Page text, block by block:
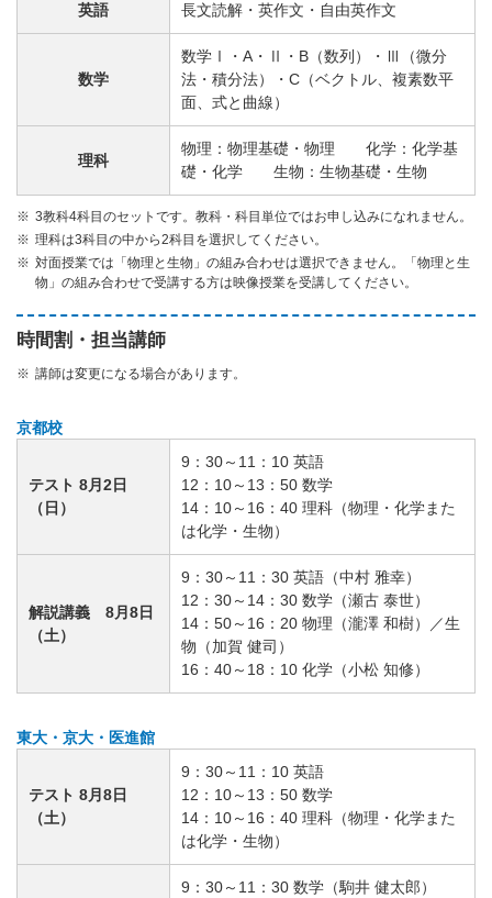
英語 長文読解・英作文・自由英作文
数学
数学Ⅰ・A・Ⅱ・B（数列）・Ⅲ（微分
法・積分法）・C（ベクトル、複素数平
面、式と曲線）
理科
物理：物理基礎・物理 化学：化学基
礎・化学 生物：生物基礎・生物
3教科4科目のセットです。教科・科目単位ではお申し込みになれません。
理科は3科目の中から2科目を選択してください。
対面授業では「物理と生物」の組み合わせは選択できません。「物理と生
物」の組み合わせで受講する方は映像授業を受講してください。
時間割・担当講師
講師は変更になる場合があります。
京都校
テスト 8月2日
（日）
9：30～11：10 英語
12：10～13：50 数学
14：10～16：40 理科（物理・化学また
は化学・生物）
解説講義 8月8日
（土）
9：30～11：30 英語（中村 雅幸）
12：30～14：30 数学（瀬古 泰世）
14：50～16：20 物理（瀧澤 和樹）／生
物（加賀 健司）
16：40～18：10 化学（小松 知修）
東大・京大・医進館
テスト 8月8日
（土）
9：30～11：10 英語
12：10～13：50 数学
14：10～16：40 理科（物理・化学また
は化学・生物）
9：30～11：30 数学（駒井 健太郎）